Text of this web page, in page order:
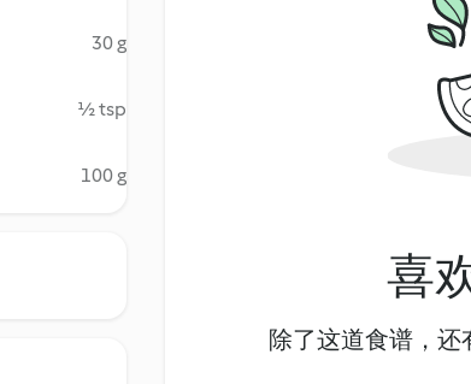
30 g
½ tsp
100 g
喜
除了这道食谱，还